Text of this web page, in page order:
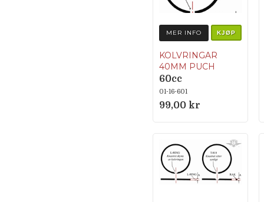
MER INFO KJØP
KOLVRINGAR
40MM PUCH
60cc
01-16-601
99,00 kr